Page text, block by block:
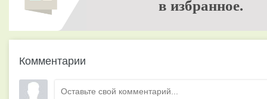
в избранное.
Комментарии